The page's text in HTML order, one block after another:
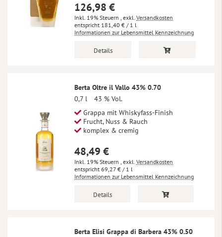
126,98 €
Inkl. 19% Steuern , exkl. Versandkosten
181,40 € / 1 l
Informationen zur Lebensmittel Kennzeichnung
Details
Berta Oltre il Vallo 43% 0.70
0,7 l
43 % Vol.
Grappa mit Whiskyfass-Finish
Frucht, Nuss & Rauch
komplex & cremig
48,49 €
Inkl. 19% Steuern , exkl. Versandkosten
69,27 € / 1 l
Informationen zur Lebensmittel Kennzeichnung
Details
Berta Elisi Grappa di Barbera 43% 0.50